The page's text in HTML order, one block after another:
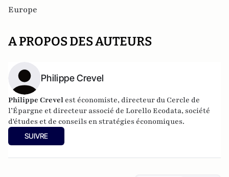
Europe
A PROPOS DES AUTEURS
Philippe Crevel
Philippe Crevel est économiste, directeur du Cercle de
l’Épargne et directeur associé de Lorello Ecodata, société
d'études et de conseils en stratégies économiques.
SUIVRE